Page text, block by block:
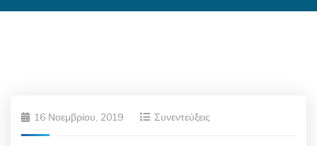
16 Νοεμβρίου, 2019 Συνεντεύξεις